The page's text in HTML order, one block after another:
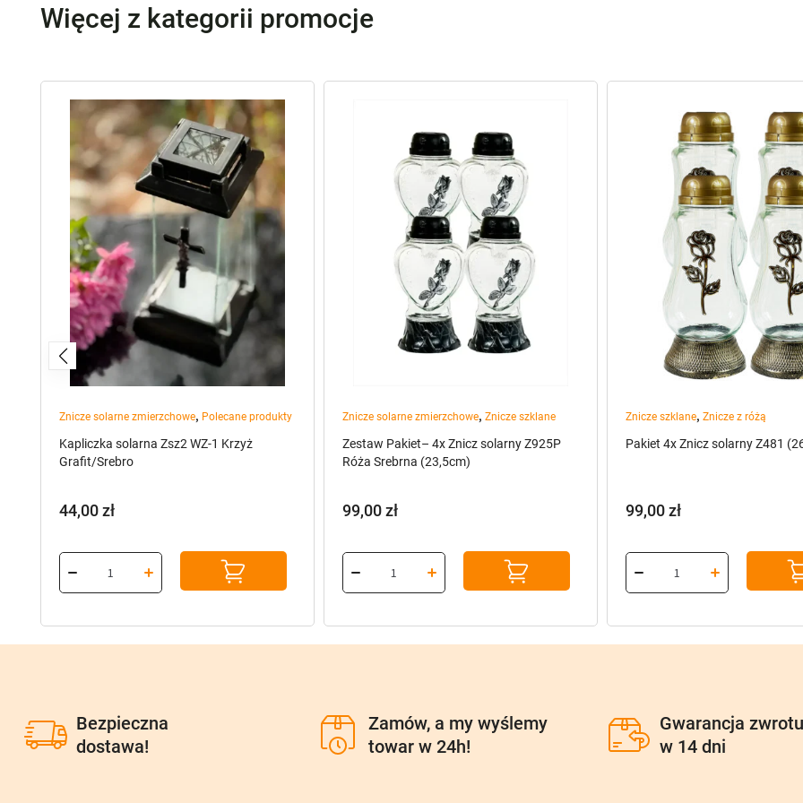
Więcej z kategorii promocje
Znicze solarne zmierzchowe, Polecane produkty
Kapliczka solarna Zsz2 WZ-1 Krzyż
Grafit/Srebro
44,00zł
Znicze solarne zmierzchowe, Znicze szklane
Zestaw Pakiet– 4x Znicz solarny Z925P
Róża Srebrna (23,5cm)
99,00zł
Znicze szklane, Znicze z różą
Pakiet 4x Znicz solarny Z481
99,00zł
Bezpieczna
dostawa!
Zamów, a my wyślemy
towar w 24h!
Gwarancja zwrotu
w 14 dni